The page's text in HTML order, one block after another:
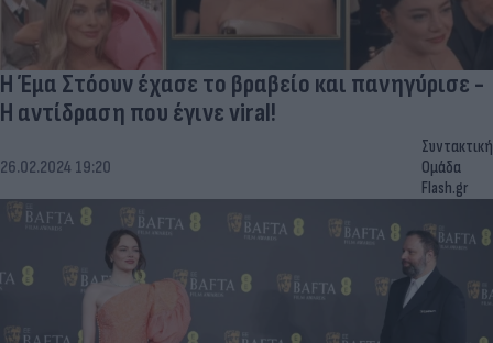
Η Έμα Στόουν έχασε το βραβείο και πανηγύρισε -
Η αντίδραση που έγινε viral!
26.02.2024 19:20
Συντακτική
Ομάδα
Flash.gr